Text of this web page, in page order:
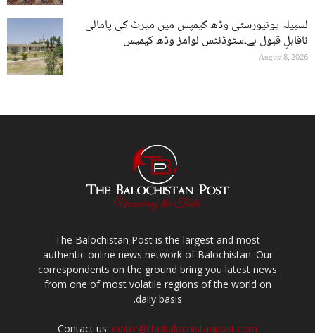
لسبیلہ یونیورسٹی وڈھ کیمپس میں میرٹ کی پامالی
ناقابلِ قبول ہے۔سٹوڈنٹس لوامز وڈھ کیمپس
August 8, 2026
The Balochistan Post is the largest and most
authentic online news network of Balochistan. Our
correspondents on the ground bring you latest news
from one of most volatile regions of the world on
daily basis.
Contact us: editor@thebalochistanpost.com